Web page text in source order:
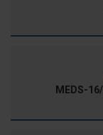
MEDS-